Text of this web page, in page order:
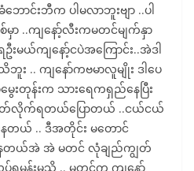
ောင်းဘီက ပါမလာဘူးဗျာ ..ပါ
မှာ ..ကျနော့်လီးကမတင်မျက်နှာ
ဦးမယ်ကျနော့်ငပဲအကြောင်း..အဲဒါ
.. ကျနော်ကဗမာလူမျိုး ဒါပေ
ေးတုန်းက သားရေကရှည်နေပြီး
လိုက်ရတယ်ပြောတယ် ..ငယ်ငယ်
ယ် .. ဒီအတိုင်း မတောင်
ေတယ်အဲ အဲ မတင် လုံချည်ကျွတ်
ပ်ရမှန်းမသိ .. မတင်က ကျနော့်